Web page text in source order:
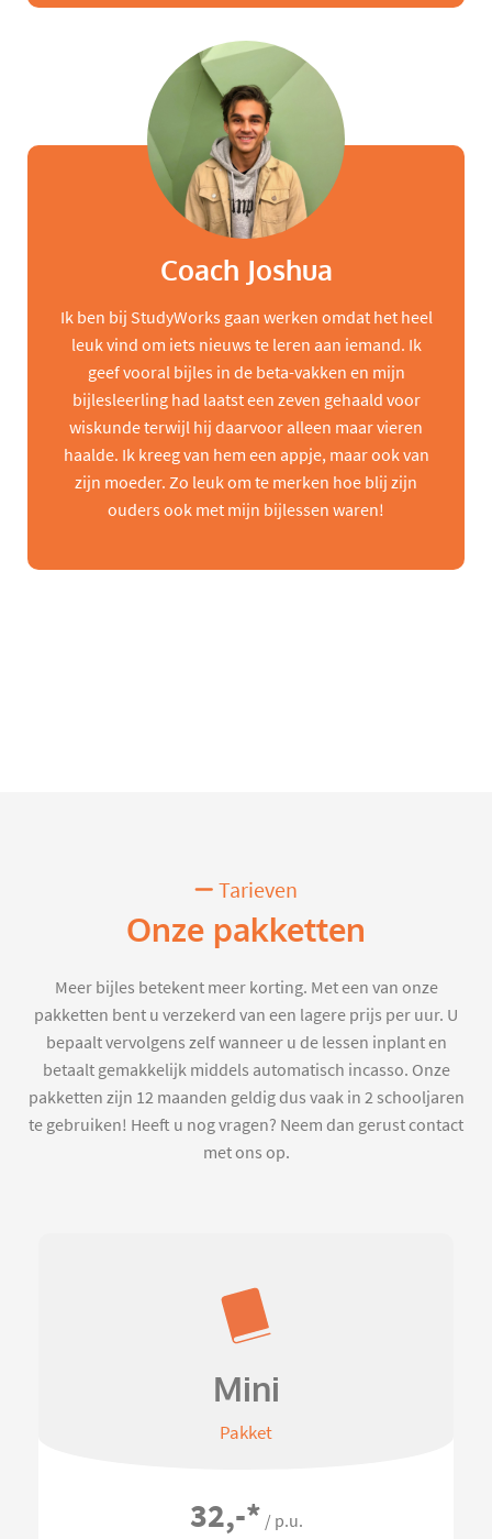
Coach Joshua
Ik ben bij StudyWorks gaan werken omdat het heel
leuk vind om iets nieuws te leren aan iemand. Ik
geef vooral bijles in de beta-vakken en mijn
bijlesleerling had laatst een zeven gehaald voor
wiskunde terwijl hij daarvoor alleen maar vieren
haalde. Ik kreeg van hem een appje, maar ook van
zijn moeder. Zo leuk om te merken hoe blij zijn
ouders ook met mijn bijlessen waren!
Tarieven
Onze pakketten
Meer bijles betekent meer korting. Met een van onze
pakketten bent u verzekerd van een lagere prijs per uur. U
bepaalt vervolgens zelf wanneer u de lessen inplant en
betaalt gemakkelijk middels automatisch incasso. Onze
pakketten zijn 12 maanden geldig dus vaak in 2 schooljaren
te gebruiken! Heeft u nog vragen? Neem dan gerust contact
met ons op.
Mini
Pakket
32,-* / p.u.